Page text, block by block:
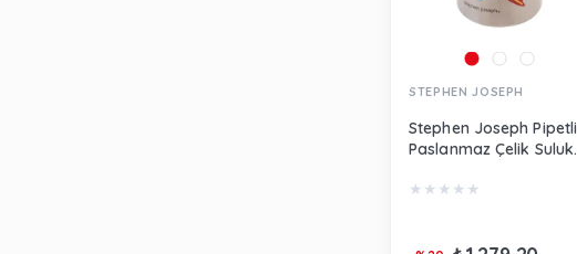
STEPHEN JOSEPH
Stephen Joseph Pipetli
Paslanmaz Çelik Suluk
★ ★ ★ ★ ★